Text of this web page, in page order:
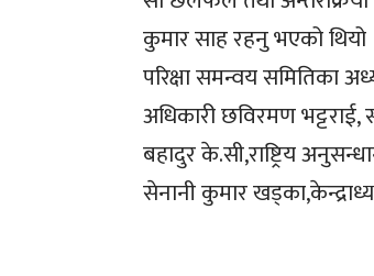
कुमार साह रहनु भएको थियो
परिक्षा समन्वय समितिका
अधिकारी छविरमण भट्टराई,
बहादुर के.सी,राष्ट्रिय
सेनानी कुमार